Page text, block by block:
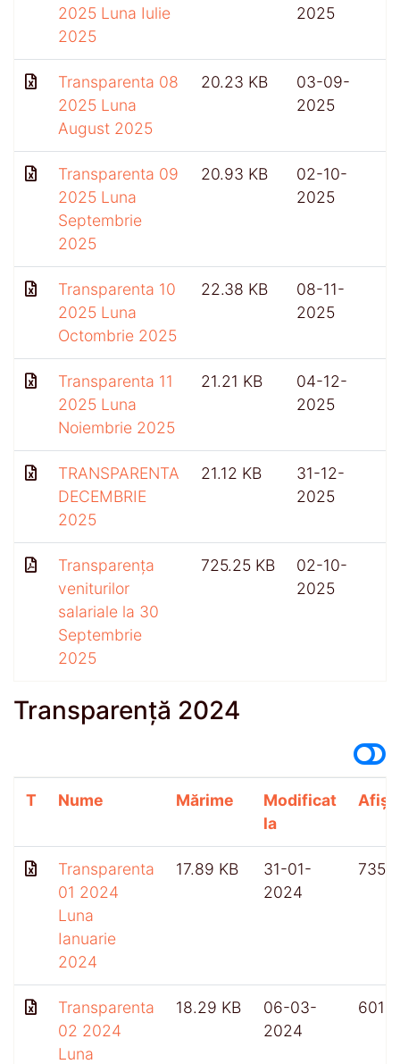
2025 Luna Iulie
2025
2025
Transparenta 08
2025 Luna
August 2025
20.23 KB
03-09-
2025
Transparenta 09
2025 Luna
Septembrie
2025
20.93 KB
02-10-
2025
Transparenta 10
2025 Luna
Octombrie 2025
22.38 KB
08-11-
2025
Transparenta 11
2025 Luna
Noiembrie 2025
21.21 KB
04-12-
2025
TRANSPARENTA
DECEMBRIE
2025
21.12 KB
31-12-
2025
Transparența
veniturilor
salariale la 30
Septembrie
2025
725.25 KB
02-10-
2025
Transparență 2024
T Nume Mărime
Modificat
la
Transparenta
01 2024
Luna
Ianuarie
2024
17.89 KB
31-01-
2024
735
Transparenta
02 2024
Luna
18.29 KB
06-03-
2024
601